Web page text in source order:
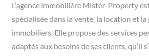
L’agence immobilière Mister-Property
spécialisée dans la vente, la location et
immobiliers. Elle propose des services
adaptés aux besoins de ses clients, qu’il